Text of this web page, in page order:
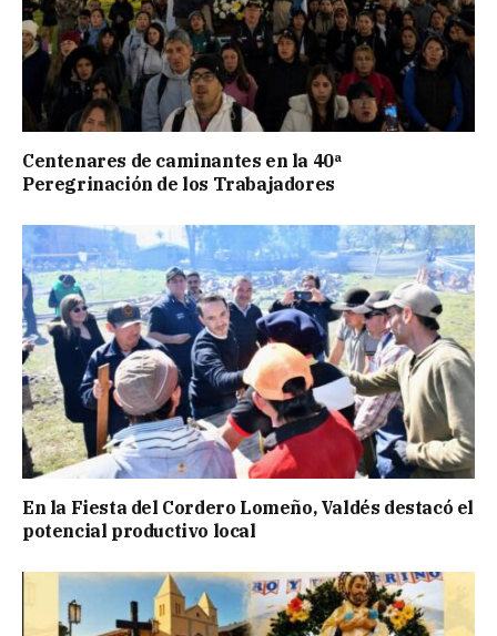
Centenares de caminantes en la 40ª
Peregrinación de los Trabajadores
En la Fiesta del Cordero Lomeño, Valdés destacó el
potencial productivo local